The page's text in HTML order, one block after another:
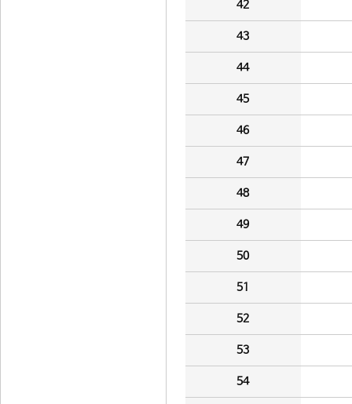
42
43
44
45
46
47
48
49
50
51
52
53
54